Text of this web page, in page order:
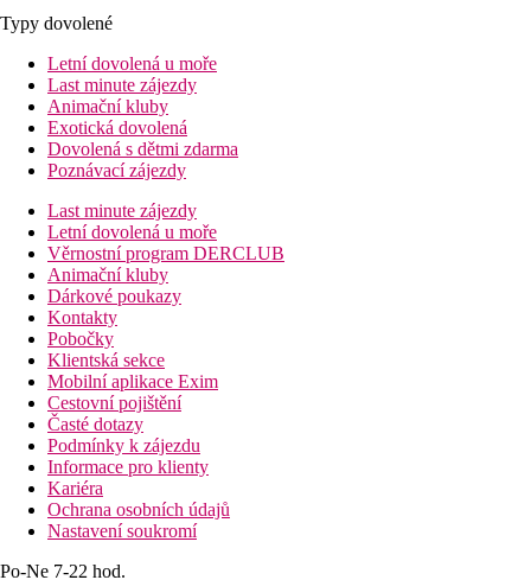
Typy dovolené
Letní dovolená u moře
Last minute zájezdy
Animační kluby
Exotická dovolená
Dovolená s dětmi zdarma
Poznávací zájezdy
Last minute zájezdy
Letní dovolená u moře
Věrnostní program DERCLUB
Animační kluby
Dárkové poukazy
Kontakty
Pobočky
Klientská sekce
Mobilní aplikace Exim
Cestovní pojištění
Časté dotazy
Podmínky k zájezdu
Informace pro klienty
Kariéra
Ochrana osobních údajů
Nastavení soukromí
Po-Ne 7-22 hod.